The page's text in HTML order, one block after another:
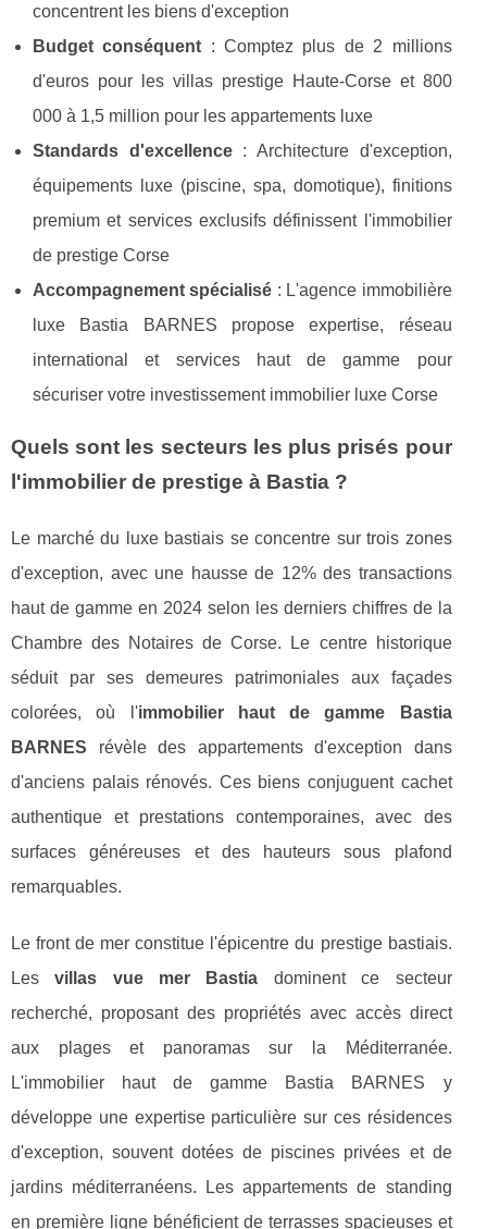
concentrent les biens d'exception
Budget conséquent : Comptez plus de 2 millions
d'euros pour les villas prestige Haute-Corse et 800
000 à 1,5 million pour les appartements luxe
Standards d'excellence: Architecture d'exception,
équipements luxe (piscine, spa, domotique), finitions
premium et services exclusifs définissent l'immobilier
de prestige Corse
Accompagnement spécialisé : L'agence immobilière
luxe Bastia BARNES propose expertise, réseau
international et services haut de gamme pour
sécuriser votre investissement immobilier luxe Corse
Quels sont les secteurs les plus prisés pour
l'immobilier de prestige à Bastia ?
Le marché du luxe bastiais se concentre sur trois zones
d'exception, avec une hausse de 12% des transactions
haut de gamme en 2024 selon les derniers chiffres de la
Chambre des Notaires de Corse. Le centre historique
séduit par ses demeures patrimoniales aux façades
colorées, où l'immobilier haut de gamme Bastia
BARNES révèle des appartements d'exception dans
d'anciens palais rénovés. Ces biens conjuguent cachet
authentique et prestations contemporaines, avec des
surfaces généreuses et des hauteurs sous plafond
remarquables.
Le front de mer constitue l'épicentre du prestige bastiais.
Lesvillas vue mer Bastia dominent ce secteur
recherché, proposant des propriétés avec accès direct
aux plages et panoramas sur la Méditerranée.
L'immobilier haut de gamme Bastia BARNES y
développe une expertise particulière sur ces résidences
d'exception, souvent dotées de piscines privées et de
jardins méditerranéens. Les appartements de standing
en première ligne bénéficient de terrasses spacieuses et